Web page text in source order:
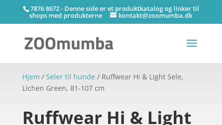
7876 8672 - Denne side er et produktkatalog og linker til
shops med produkterne kontakt@zoomumba.dk
Hjem / Seler til hunde / Ruffwear Hi & Light Sele,
Lichen Green, 81-107 cm
Ruffwear Hi & Light